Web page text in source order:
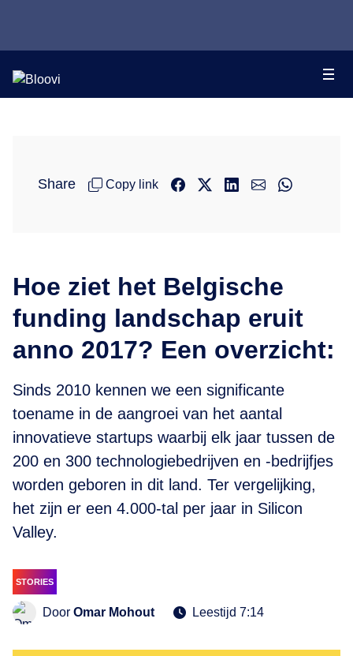
Share Copy link
Hoe ziet het Belgische
funding landschap eruit
anno 2017? Een overzicht:
Sinds 2010 kennen we een significante
toename in de aangroei van het aantal
innovatieve startups waarbij elk jaar tussen de
200 en 300 technologiebedrijven en -bedrijfjes
worden geboren in dit land. Ter vergelijking,
het zijn er een 4.000-tal per jaar in Silicon
Valley.
STORIES
Door Omar Mohout Leestijd 7:14